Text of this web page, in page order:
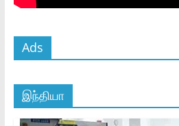
Ads
இந்தியா